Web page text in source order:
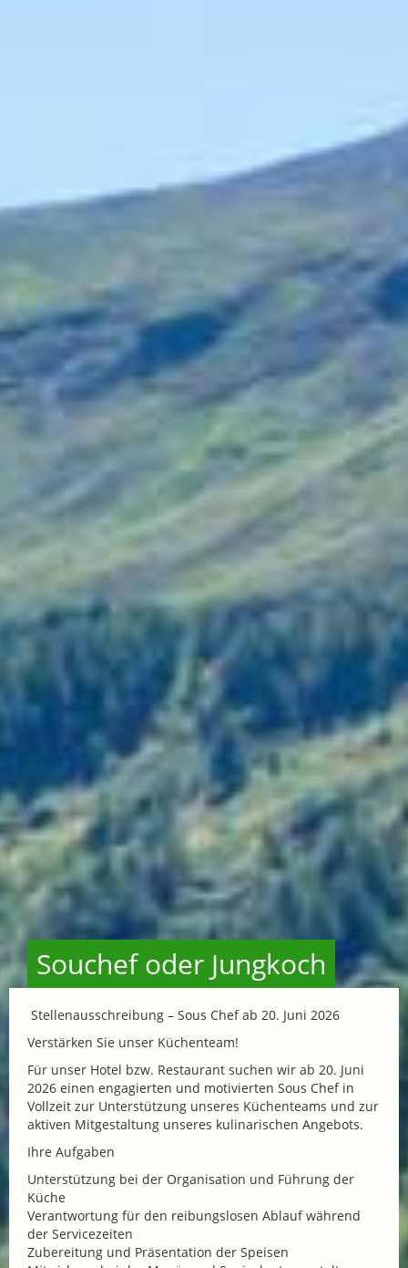
Souchef oder Jungkoch
Stellenausschreibung – Sous Chef ab 20. Juni 2026
Verstärken Sie unser Küchenteam!
Für unser Hotel bzw. Restaurant suchen wir ab 20. Juni
2026 einen engagierten und motivierten Sous Chef in
Vollzeit zur Unterstützung unseres Küchenteams und zur
aktiven Mitgestaltung unseres kulinarischen Angebots.
Ihre Aufgaben
Unterstützung bei der Organisation und Führung der
Küche
Verantwortung für den reibungslosen Ablauf während
der Servicezeiten
Zubereitung und Präsentation der Speisen